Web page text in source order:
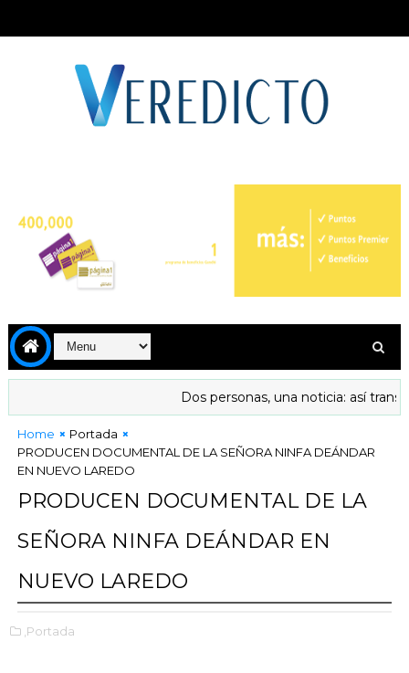
Dos personas, una noticia: así
Home
Portada
PRODUCEN DOCUMENTAL DE LA SEÑORA NINFA DEÁNDAR
EN NUEVO LAREDO
PRODUCEN DOCUMENTAL DE LA
SEÑORA NINFA DEÁNDAR EN
NUEVO LAREDO
,Portada